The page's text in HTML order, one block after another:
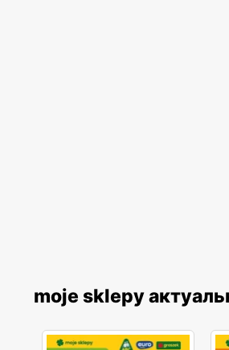
moje sklepy